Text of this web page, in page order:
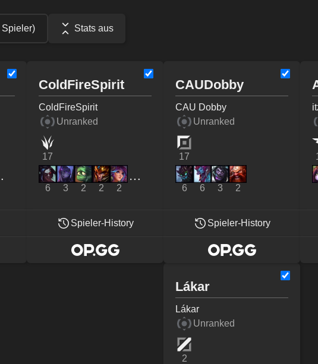
Spieler) Stats aus
ColdFireSpirit
ColdFireSpirit
Unranked
17
6 3 2 2 2
Spieler-History
CAUDobby
CAU Dobby
Unranked
17
6 6 3 2
Spieler-History
Lákar
Lákar
Unranked
2